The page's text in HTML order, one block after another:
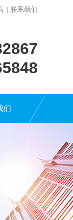
| 联系我们
们